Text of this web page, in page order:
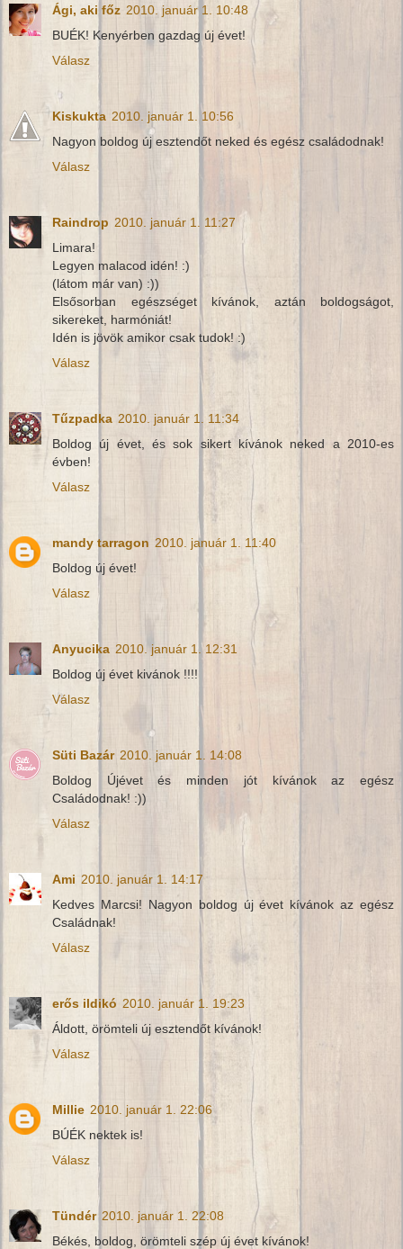
Ági, aki főz 2010. január 1. 10:48
BUÉK! Kenyérben gazdag új évet!
Válasz
Kiskukta 2010. január 1. 10:56
Nagyon boldog új esztendőt neked és egész családodnak!
Válasz
Raindrop 2010. január 1. 11:27
Limara!
Legyen malacod idén! :)
(látom már van) :))
Elsősorban egészséget kívánok, aztán boldogságot,
sikereket, harmóniát!
Idén is jövök amikor csak tudok! :)
Válasz
Tűzpadka 2010. január 1. 11:34
Boldog új évet, és sok sikert kívánok neked a 2010-es
évben!
Válasz
mandy tarragon 2010. január 1. 11:40
Boldog új évet!
Válasz
Anyucika 2010. január 1. 12:31
Boldog új évet kivánok !!!!
Válasz
Süti Bazár 2010. január 1. 14:08
Boldog Újévet és minden jót kívánok az egész
Családodnak! :))
Válasz
Ami 2010. január 1. 14:17
Kedves Marcsi! Nagyon boldog új évet kívánok az egész
Családnak!
Válasz
erős ildikó 2010. január 1. 19:23
Áldott, örömteli új esztendőt kívánok!
Válasz
Millie 2010. január 1. 22:06
BÚÉK nektek is!
Válasz
Tündér 2010. január 1. 22:08
Békés, boldog, örömteli szép új évet kívánok!